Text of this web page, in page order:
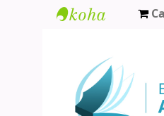
Agamenon
Magalhães